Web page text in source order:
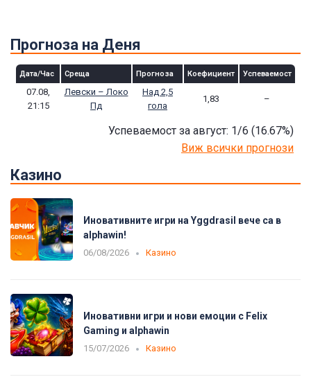
Прогноза на Деня
Дата/Час Среща Прогноза Коефициент Успеваемост
07.08,
21:15
Левски – Локо
Пд
Над 2,5
гола
1,83 –
Успеваемост за август: 1/6 (16.67%)
Виж всички прогнози
Казино
Иновативните игри на Yggdrasil вече са в
alphawin!
06/08/2026 Казино
Иновативни игри и нови емоции с Felix
Gaming и alphawin
15/07/2026 Казино